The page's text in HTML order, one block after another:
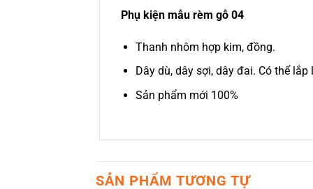
Phụ kiện mẫu rèm gỗ 04
Thanh nhôm hợp kim, đồng.
Dây dù, dây sợi, dây đai. Có thể
Sản phẩm mới 100%
SẢN PHẨM TƯƠNG TỰ